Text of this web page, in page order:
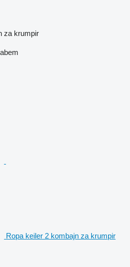
za krumpir
Ropa keiler 2 kombajn za krumpir